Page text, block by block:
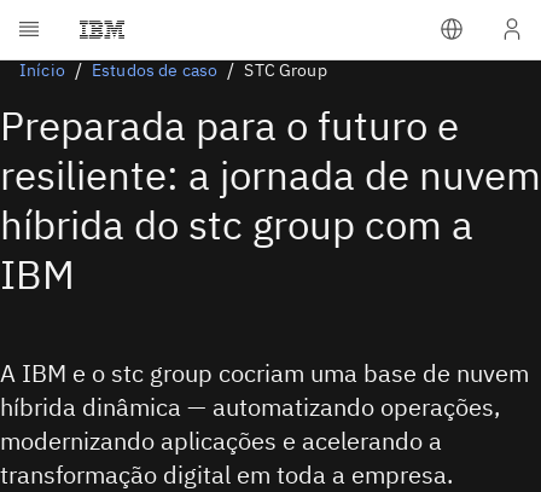
Início Estudos de caso STC Group
Preparada para o futuro e
resiliente: a jornada de nuvem
híbrida do stc group com a
IBM
A IBM e o stc group cocriam uma base de nuvem
híbrida dinâmica — automatizando operações,
modernizando aplicações e acelerando a
transformação digital em toda a empresa.